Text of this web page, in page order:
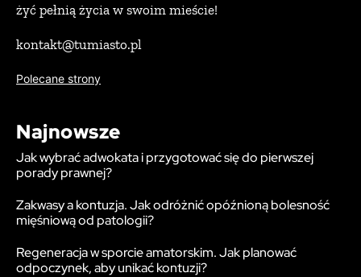
żyć pełnią życia w swoim mieście!
kontakt@tumiasto.pl
Polecane strony
Najnowsze
Jak wybrać adwokata i przygotować się do pierwszej
porady prawnej?
Zakwasy a kontuzja. Jak odróżnić opóźnioną bolesność
mięśniową od patologii?
Regeneracja w sporcie amatorskim. Jak planować
odpoczynek, aby unikać kontuzji?